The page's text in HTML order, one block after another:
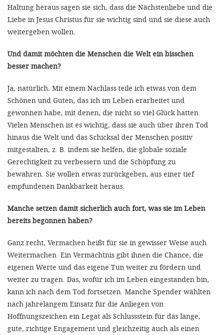
Haltung heraus sagen sie sich, dass die Nächstenliebe und die
Liebe in Jesus Christus für sie wichtig sind und sie diese auch
weitergeben wollen.
Und damit möchten die Menschen die Welt ein bisschen
besser machen?
Ja, natürlich. Mit einem Nachlass teile ich etwas von dem
Schönen und Guten, das ich im Leben erarbeitet und
gewonnen habe, mit denen, die nicht so viel Glück hatten.
Vielen Menschen ist es wichtig, dass sie auch über ihren Tod
hinaus die Welt und das Schicksal der Menschen positiv
mitgestalten, z. B. indem sie helfen, die globale soziale
Gerechtigkeit zu verbessern und die Schöpfung zu
bewahren. Sie wollen etwas zurückgeben, aus einer tief
empfundenen Dankbarkeit heraus.
Manche setzen damit sicherlich auch fort, was sie im Leben
bereits begonnen haben?
Ganz recht, Vermachen heißt für sie in gewisser Weise auch
Weitermachen. Ein Vermächtnis gibt ihnen die Chance, die
eigenen Werte und das eigene Tun weiter zu fördern und
weiter zu tragen. Das, wofür ich im Leben eingestanden bin,
kann ich nach dem Tod fortsetzen. Manche Spender wählten
nach jahrelangem Einsatz für die Anliegen von
Hoffnungszeichen ein Legat als Schlussstein für das lange,
gute, richtige Engagement und gleichzeitig auch als einen